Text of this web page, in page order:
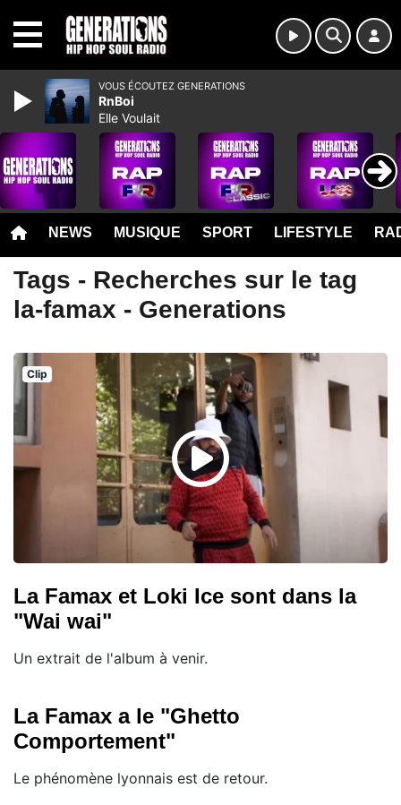
NEWS MUSIQUE SPORT LIFESTYLE
Tags - Recherches sur le tag
la-famax - Generations
Clip
La Famax et Loki Ice sont dans la
"Wai wai"
Un extrait de l'album à venir.
La Famax a le "Ghetto
Comportement"
Le phénomène lyonnais est de retour.
VOUS ÉCOUTEZ GENERATIONS
RnBoi
Elle Voulait